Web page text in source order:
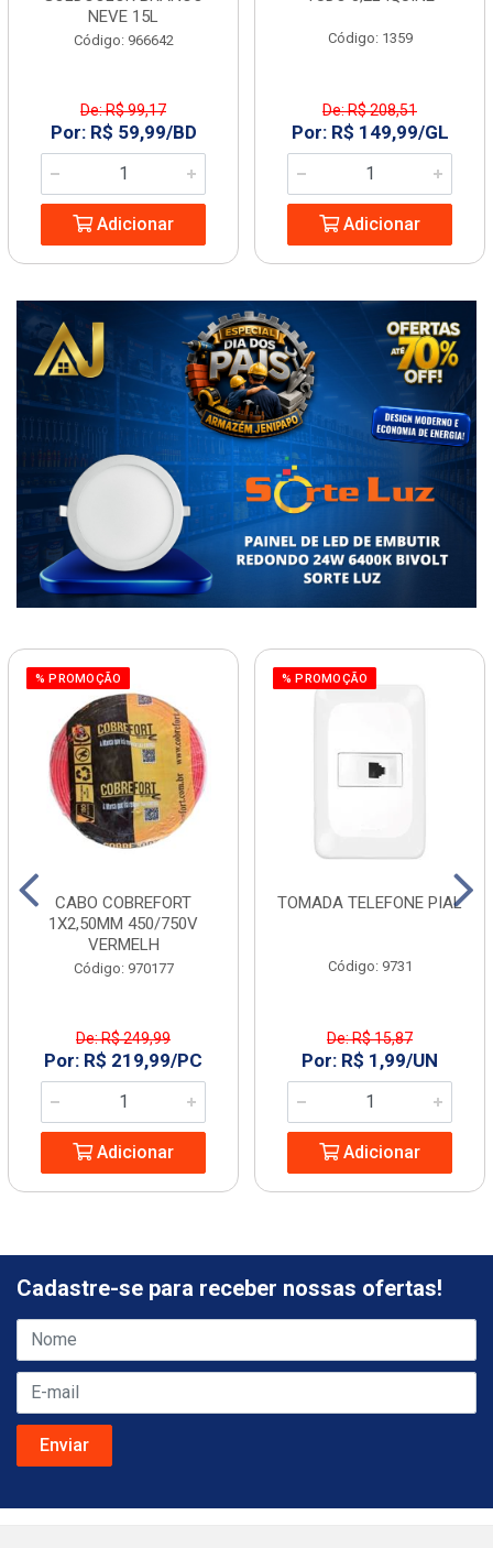
NEVE 15L
Código: 966642
De: R$ 99,17
Por: R$ 59,99/BD
Adicionar
Código: 1359
De: R$ 208,51
Por: R$ 149,99/GL
Adicionar
% PROMOÇÃO
CABO COBREFORT
1X2,50MM 450/750V
VERMELH
Código: 970177
De: R$ 249,99
Por: R$ 219,99/PC
Adicionar
% PROMOÇÃO
TOMADA TELEFONE PIAL
Código: 9731
De: R$ 15,87
Por: R$ 1,99/UN
Adicionar
Cadastre-se para receber nossas ofertas!